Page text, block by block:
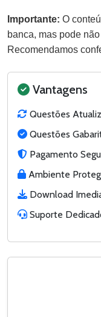
Importante: O
banca, mas pode
Recomendamos
Vantagens
Questões
Questões
Pagamento
Ambiente
Download
Suporte